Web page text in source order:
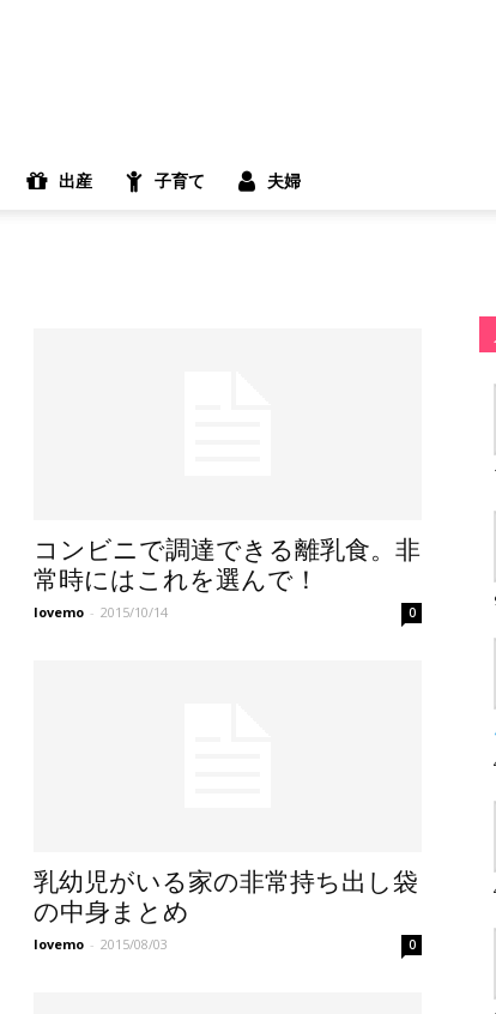
出産 子育て 夫婦
コンビニで調達できる離乳食。非
常時にはこれを選んで！
lovemo - 2015/10/14 0
乳幼児がいる家の非常持ち出し袋
の中身まとめ
lovemo - 2015/08/03 0